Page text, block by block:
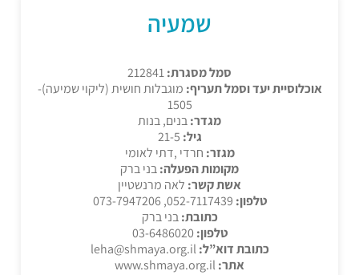
שמעיה
סמל מסגרת:212841
אוכלוסיית יעד וסמל תעריף: מוגבלות חושית (ליקוי שמיעה)-
1505
מגדר:בנים, בנות
גיל:
מגזר: חרדי ,דתי לאומי
מקומות הפעלה:בני ברק
אשת קשר: לאה מרנשטיין
טלפון:
כתובת:בני ברק
טלפון:
כתובת דוא”ל:leha@shmaya.org.il
אתר: